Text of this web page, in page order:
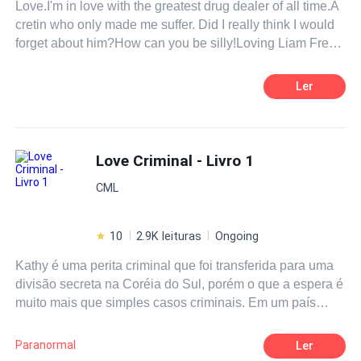
Love.I'm in love with the greatest drug dealer of all time.A
cretin who only made me suffer. Did I really think I would
forget about him?How can you be silly!Loving Liam Frey
Ler
Love Criminal - Livro 1
CML
10 2.9K leituras Ongoing
Kathy é uma perita criminal que foi transferida para uma
divisão secreta na Coréia do Sul, porém o que a espera é
muito mais que simples casos criminais. Em um país
parceiros, mas ela terá que fazer uma escolha. Mas isso
Paranormal Ler